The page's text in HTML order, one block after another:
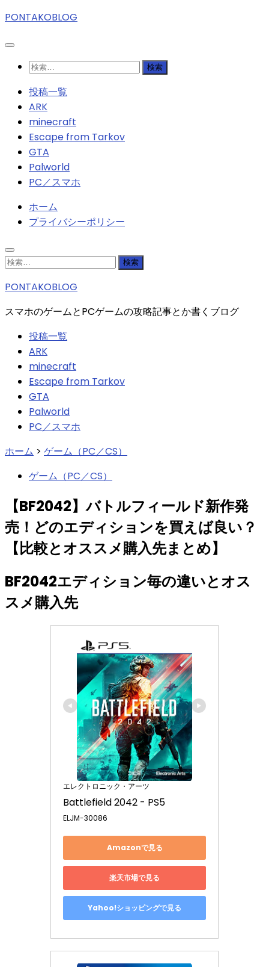
PONTAKOBLOG
検
投稿一覧
ARK
minecraft
Escape from Tarkov
GTA
Palworld
PC／スマホ
ホーム
プライバシーポリシー
検
PONTAKOBLOG
スマホのゲームとPCゲームの攻略記事とか書くブログ
投稿一覧
ARK
minecraft
Escape from Tarkov
GTA
Palworld
PC／スマホ
ホーム > ゲーム（PC／CS）
ゲーム（PC／CS）
【BF2042】バトルフィールド新作発
売！どのエディションを買えば良い？
【比較とオススメ購入先まとめ】
BF2042エディション毎の違いとオス
スメ購入先
エレクトロニック・アーツ
Battlefield 2042 - PS5
ELJM-30086
Amazonで見る
楽天市場で見る
Yahoo!ショッピングで見る